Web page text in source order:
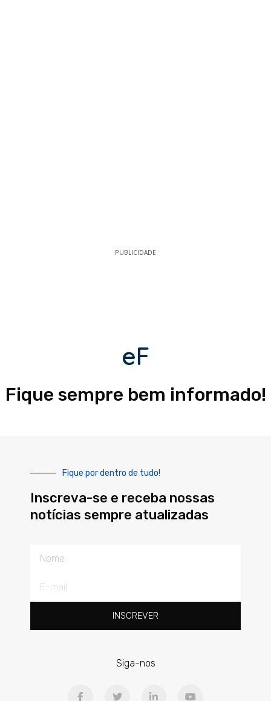
PUBLICIDADE
eF
Fique sempre bem informado!
Fique por dentro de tudo!
Inscreva-se e receba nossas
notícias sempre atualizadas
INSCREVER
Siga-nos
a
w
i
o